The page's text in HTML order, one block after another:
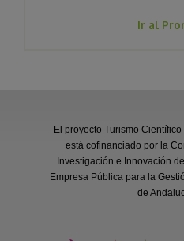
Ir al
El proyecto Turismo
está cofinanciado por la
Investigación e Innovación
Empresa Pública para la
de